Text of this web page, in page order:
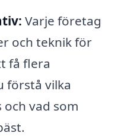
Varje företag
och teknik för
få flera
förstå vilka
vad som